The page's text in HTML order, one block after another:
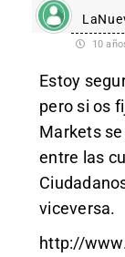
10
Estoy
pero si os
Markets
entre las
viceversa.
http://